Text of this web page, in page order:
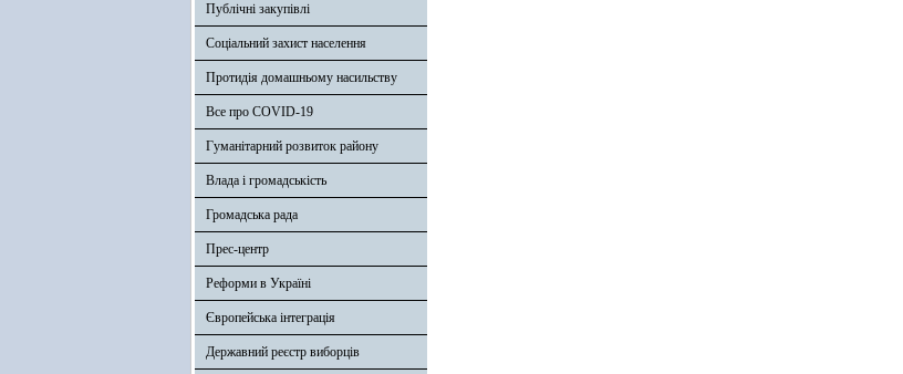
Публічні закупівлі
Соціальний захист населення
Протидія домашньому насильству
Все про COVID-19
Гуманітарний розвиток району
Влада і громадськість
Громадська рада
Прес-центр
Реформи в Україні
Європейська інтеграція
Державний реєстр виборців